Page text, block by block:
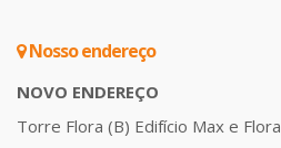
Nosso endereço
NOVO ENDEREÇO
Torre Flora (B) Edifício Max e Flora